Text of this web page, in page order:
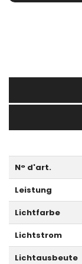
N° d'art.
Leistung
Lichtfarbe
Lichtstrom
Lichtausbeute